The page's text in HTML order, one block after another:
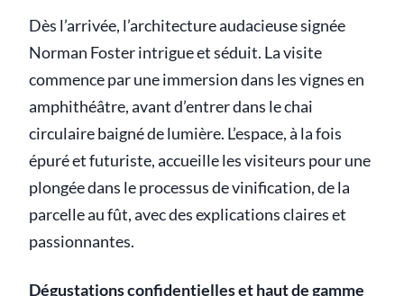
Dès l’arrivée, l’architecture audacieuse signée
Norman Foster intrigue et séduit. La visite
commence par une immersion dans les vignes en
amphithéâtre, avant d’entrer dans le chai
circulaire baigné de lumière. L’espace, à la fois
épuré et futuriste, accueille les visiteurs pour une
plongée dans le processus de vinification, de la
parcelle au fût, avec des explications claires et
passionnantes.
Dégustations confidentielles et haut de gamme